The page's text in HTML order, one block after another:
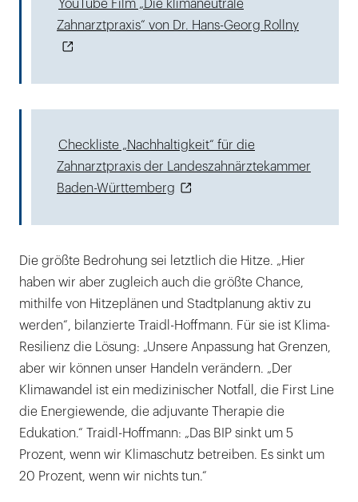
YouTube Film „Die klimaneutrale
Zahnarztpraxis“ von Dr. Hans-Georg Rollny
Checkliste „Nachhaltigkeit“ für die
Zahnarztpraxis der Landeszahnärztekammer
Baden-Württemberg
Die größte Bedrohung sei letztlich die Hitze. „Hier
haben wir aber zugleich auch die größte Chance,
mithilfe von Hitzeplänen und Stadtplanung aktiv zu
werden“, bilanzierte Traidl-Hoffmann. Für sie ist Klima-
Resilienz die Lösung: „Unsere Anpassung hat Grenzen,
aber wir können unser Handeln verändern. „Der
Klimawandel ist ein medizinischer Notfall, die First Line
die Energiewende, die adjuvante Therapie die
Edukation.“ Traidl-Hoffmann: „Das BIP sinkt um 5
Prozent, wenn wir Klimaschutz betreiben. Es sinkt um
20 Prozent, wenn wir nichts tun.“